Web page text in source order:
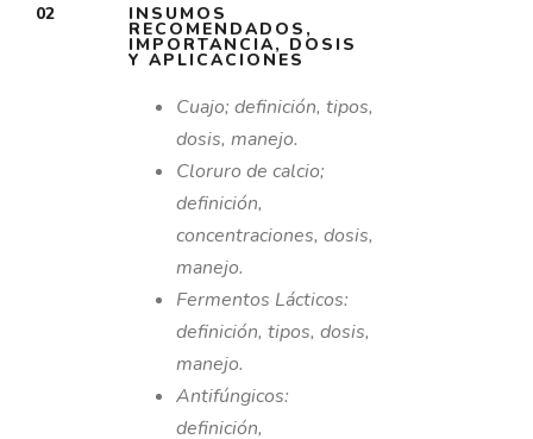
02 INSUMOS
RECOMENDADOS,
IMPORTANCIA, DOSIS
Y APLICACIONES
Cuajo; definición, tipos,
dosis, manejo.
Cloruro de calcio;
definición,
concentraciones, dosis,
manejo.
Fermentos Lácticos:
definición, tipos, dosis,
manejo.
Antifúngicos:
definición,